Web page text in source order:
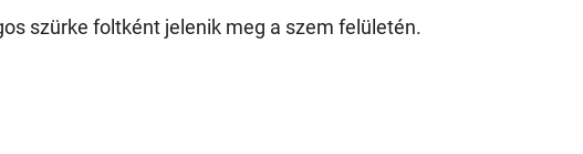
szürke foltként jelenik meg a szem felületén.